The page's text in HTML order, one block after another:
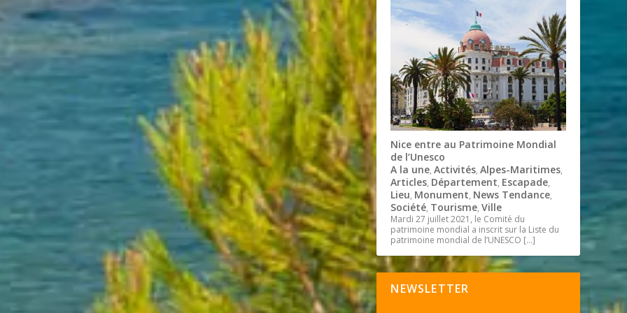
Nice entre au Patrimoine Mondial
de l’Unesco
A la une,Activités,Alpes-Maritimes,
Articles, Département, Escapade,
Lieu, Monument, News Tendance,
Société, Tourisme,Ville
Mardi 27 juillet 2021, le Comité du
patrimoine mondial a inscrit sur la Liste du
patrimoine mondial de l’UNESCO […]
NEWSLETTER